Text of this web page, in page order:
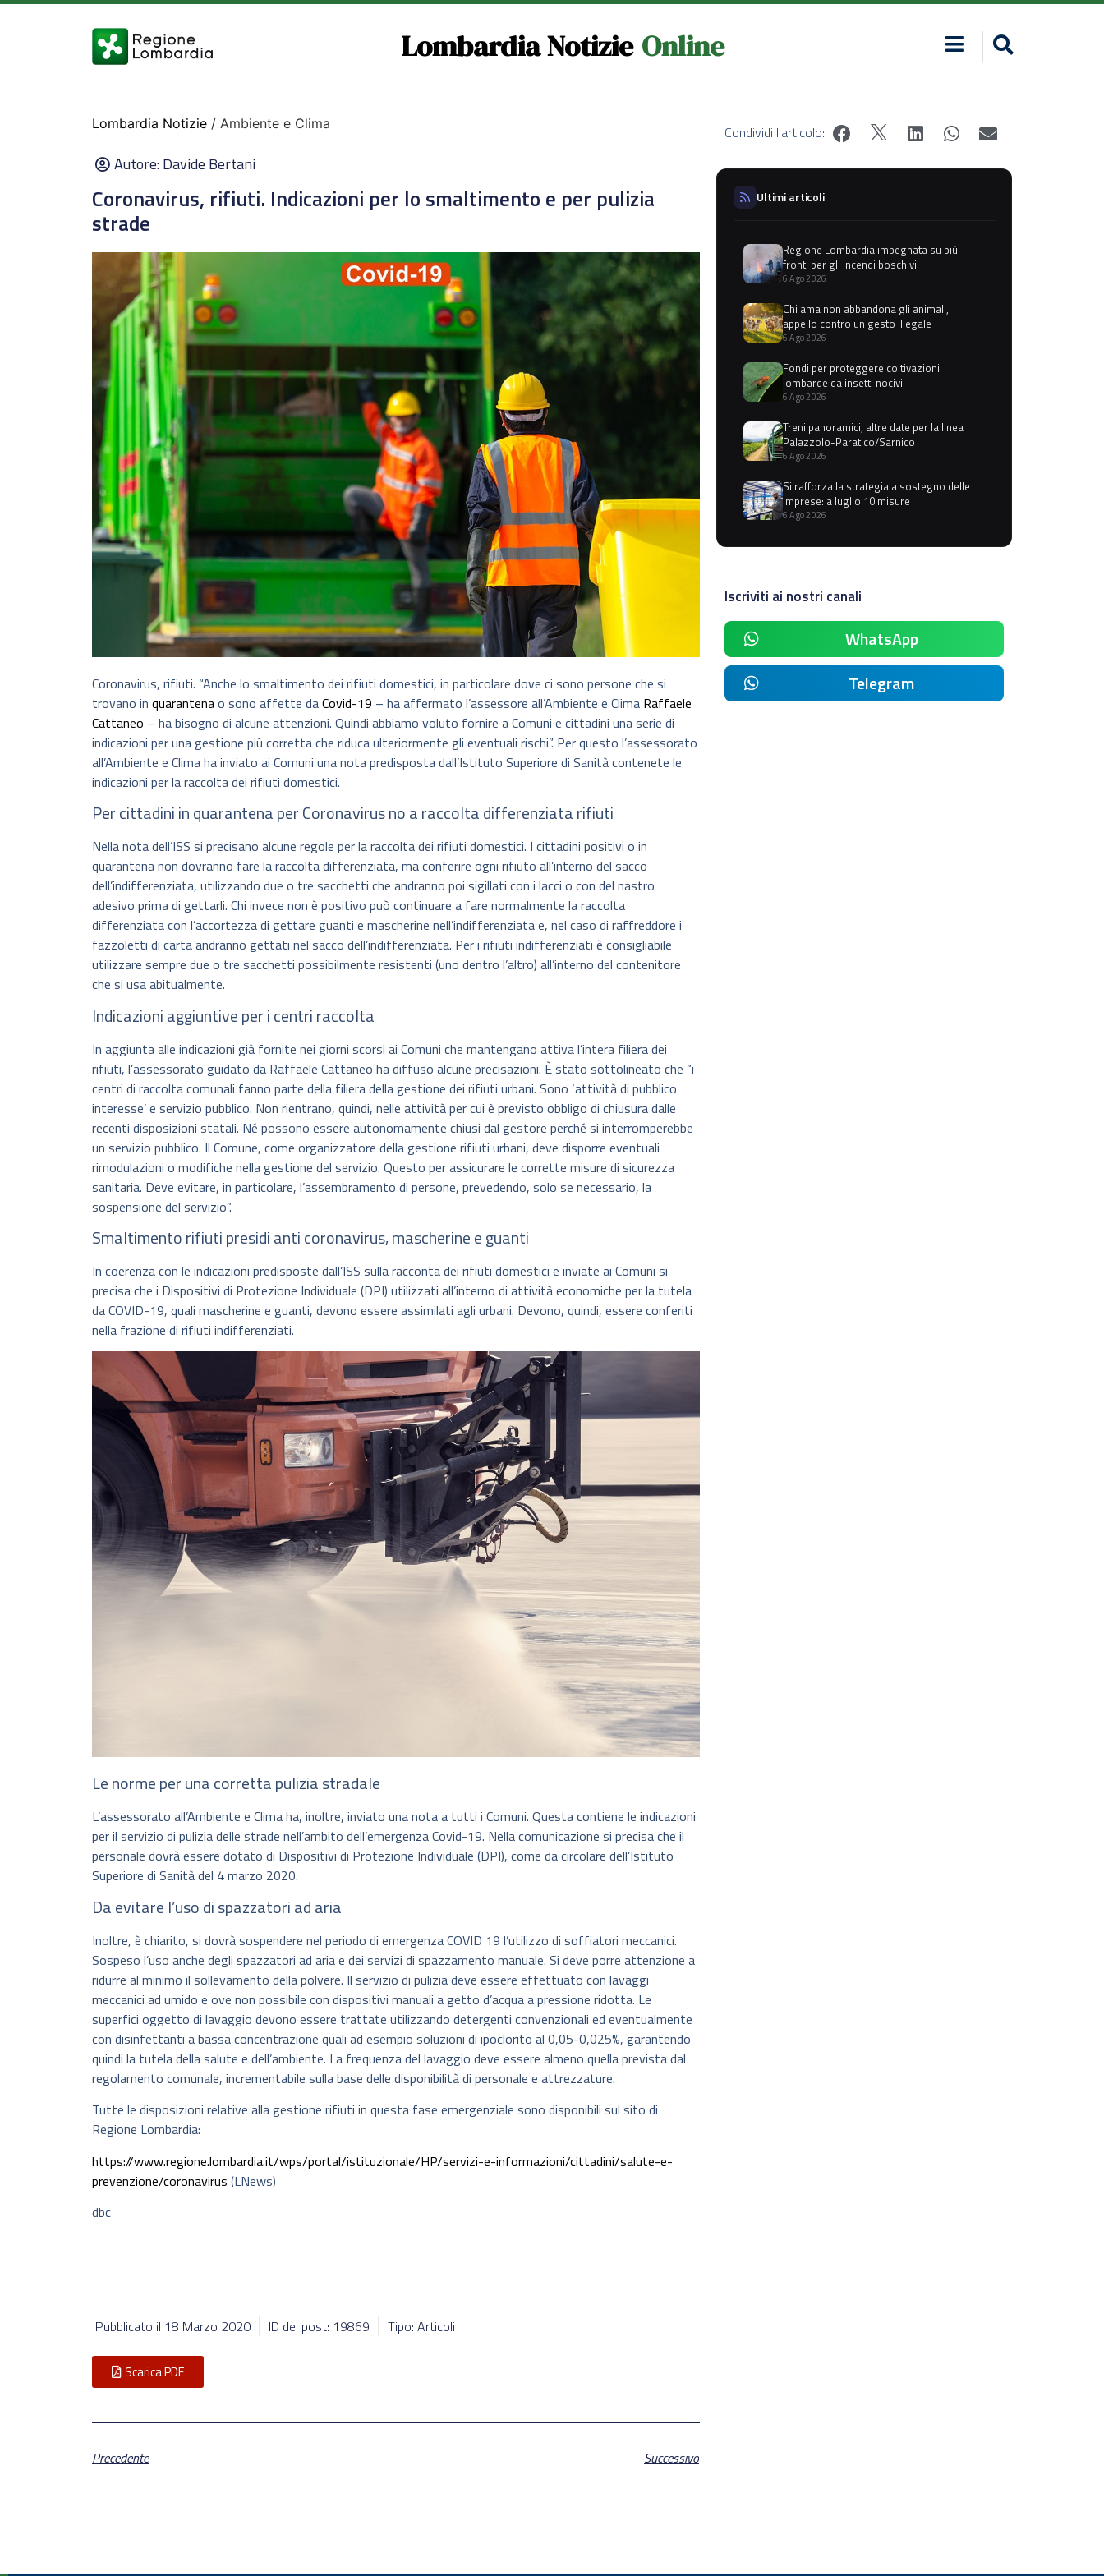
Lombardia Notizie Online
Lombardia Notizie / Ambiente e Clima
Autore:Davide Bertani
Coronavirus, rifiuti. Indicazioni per lo smaltimento e per pulizia
strade
Coronavirus, rifiuti. “Anche lo smaltimento dei rifiuti domestici, in particolare dove ci sono persone che si
trovano in quarantenao sono affette daCovid-19 – ha affermato l’assessore all’Ambiente e Clima Raffaele
Cattaneo – ha bisogno di alcune attenzioni. Quindi abbiamo voluto fornire a Comuni e cittadini una serie di
indicazioni per una gestione più corretta che riduca ulteriormente gli eventuali rischi”. Per questo l’assessorato
all’Ambiente e Clima ha inviato ai Comuni una nota predisposta dall’Istituto Superiore di Sanità contenete le
indicazioni per la raccolta dei rifiuti domestici.
Per cittadini in quarantena per Coronavirus no a raccolta differenziata rifiuti
Nella nota dell’ISS si precisano alcune regole per la raccolta dei rifiuti domestici. I cittadini positivi o in
quarantena non dovranno fare la raccolta differenziata, ma conferire ogni rifiuto all’interno del sacco
dell’indifferenziata, utilizzando due o tre sacchetti che andranno poi sigillati con i lacci o con del nastro
adesivo prima di gettarli. Chi invece non è positivo può continuare a fare normalmente la raccolta
differenziata con l’accortezza di gettare guanti e mascherine nell’indifferenziata e, nel caso di raffreddore i
fazzoletti di carta andranno gettati nel sacco dell’indifferenziata. Per i rifiuti indifferenziati è consigliabile
utilizzare sempre due o tre sacchetti possibilmente resistenti (uno dentro l’altro) all’interno del contenitore
che si usa abitualmente.
Indicazioni aggiuntive per i centri raccolta
In aggiunta alle indicazioni già fornite nei giorni scorsi ai Comuni che mantengano attiva l’intera filiera dei
rifiuti, l’assessorato guidato da Raffaele Cattaneo ha diffuso alcune precisazioni. È stato sottolineato che “i
centri di raccolta comunali fanno parte della filiera della gestione dei rifiuti urbani. Sono ‘attività di pubblico
interesse’ e servizio pubblico. Non rientrano, quindi, nelle attività per cui è previsto obbligo di chiusura dalle
recenti disposizioni statali. Né possono essere autonomamente chiusi dal gestore perché si interromperebbe
un servizio pubblico. Il Comune, come organizzatore della gestione rifiuti urbani, deve disporre eventuali
rimodulazioni o modifiche nella gestione del servizio. Questo per assicurare le corrette misure di sicurezza
sanitaria. Deve evitare, in particolare, l’assembramento di persone, prevedendo, solo se necessario, la
sospensione del servizio”.
Smaltimento rifiuti presidi anti coronavirus, mascherine e guanti
In coerenza con le indicazioni predisposte dall’ISS sulla racconta dei rifiuti domestici e inviate ai Comuni si
precisa che i Dispositivi di Protezione Individuale (DPI) utilizzati all’interno di attività economiche per la tutela
da COVID-19, quali mascherine e guanti, devono essere assimilati agli urbani. Devono, quindi, essere conferiti
nella frazione di rifiuti indifferenziati.
Le norme per una corretta pulizia stradale
L’assessorato all’Ambiente e Clima ha, inoltre, inviato una nota a tutti i Comuni. Questa contiene le indicazioni
per il servizio di pulizia delle strade nell’ambito dell’emergenza Covid-19. Nella comunicazione si precisa che il
personale dovrà essere dotato di Dispositivi di Protezione Individuale (DPI), come da circolare dell’Istituto
Superiore di Sanità del 4 marzo 2020.
Da evitare l’uso di spazzatori ad aria
Inoltre, è chiarito, si dovrà sospendere nel periodo di emergenza COVID 19 l’utilizzo di soffiatori meccanici.
Sospeso l’uso anche degli spazzatori ad aria e dei servizi di spazzamento manuale. Si deve porre attenzione a
ridurre al minimo il sollevamento della polvere. Il servizio di pulizia deve essere effettuato con lavaggi
meccanici ad umido e ove non possibile con dispositivi manuali a getto d’acqua a pressione ridotta. Le
superfici oggetto di lavaggio devono essere trattate utilizzando detergenti convenzionali ed eventualmente
con disinfettanti a bassa concentrazione quali ad esempio soluzioni di ipoclorito al 0,05-0,025%, garantendo
quindi la tutela della salute e dell’ambiente. La frequenza del lavaggio deve essere almeno quella prevista dal
regolamento comunale, incrementabile sulla base delle disponibilità di personale e attrezzature.
Tutte le disposizioni relative alla gestione rifiuti in questa fase emergenziale sono disponibili sul sito di
Regione Lombardia:
https://www.regione.lombardia.it/wps/portal/istituzionale/HP/servizi-e-informazioni/cittadini/salute-e-
prevenzione/coronavirus (LNews)
dbc
Pubblicato il 18 Marzo 2020 ID del post: 19869 Tipo: Articoli
Scarica PDF
Precedente Successivo
Condividi l'articolo:
Ultimi articoli
Regione Lombardia impegnata su più
fronti per gli incendi boschivi
6 Ago 2026
Chi ama non abbandona gli animali,
appello contro un gesto illegale
6 Ago 2026
Fondi per proteggere coltivazioni
lombarde da insetti nocivi
6 Ago 2026
Treni panoramici, altre date per la linea
Palazzolo-Paratico/Sarnico
6 Ago 2026
Si rafforza la strategia a sostegno delle
imprese: a luglio 10 misure
6 Ago 2026
Iscriviti ai nostri canali
WhatsApp
Telegram